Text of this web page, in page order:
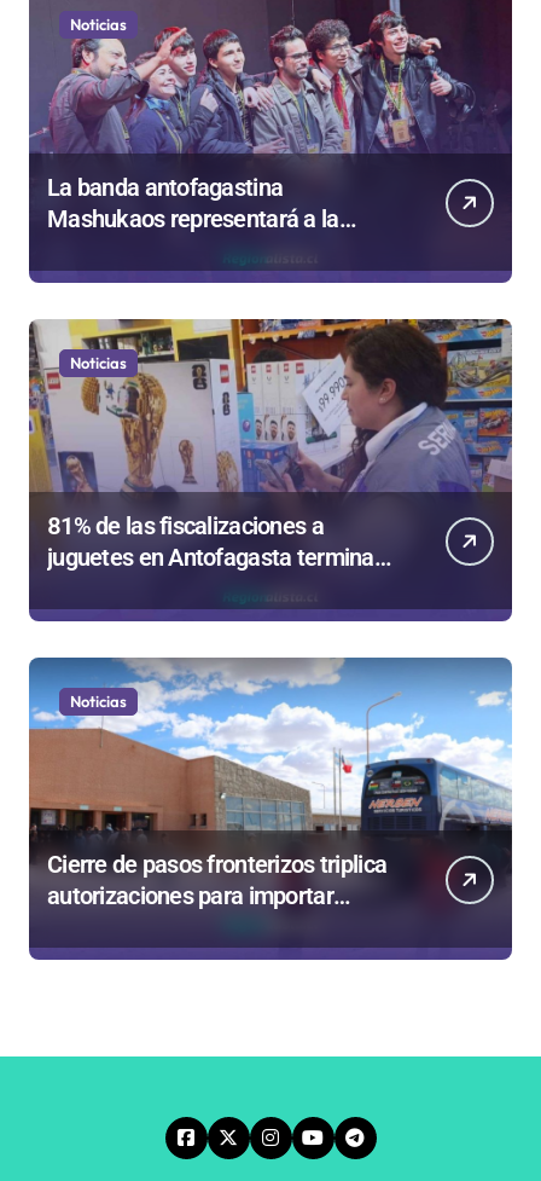
Noticias
La banda antofagastina
Mashukaos representará a la
de Valparaíso
Noticias
81% de las fiscalizaciones a
juguetes en Antofagasta termina
en sumarios sanitarios
Noticias
Cierre de pasos fronterizos triplica
autorizaciones para importar